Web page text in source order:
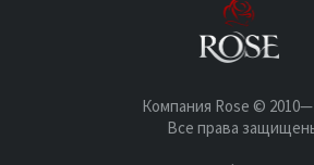
Компания Rose ©
Все права